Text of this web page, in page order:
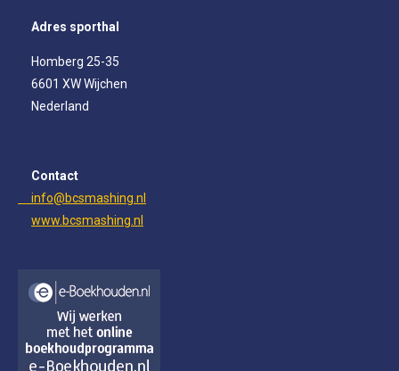
e
b
o
k
a
r
a
m
k
e
I
n
Adres sporthal
Homberg 25-35
6601 XW Wijchen
Nederland
Contact
info@bcsmashing.nl
www.bcsmashing.nl